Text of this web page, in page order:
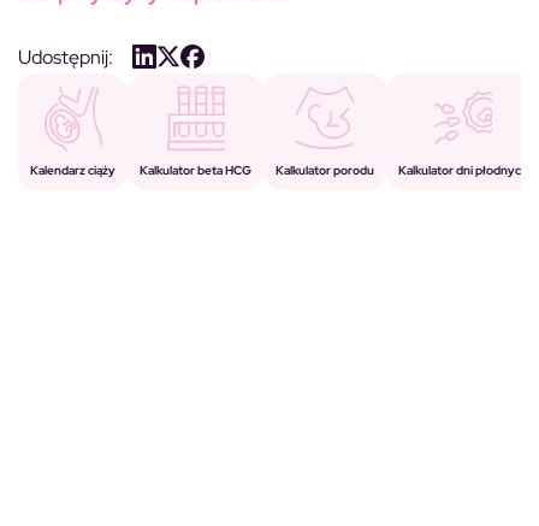
Udostępnij:
Kalendarz ciąży Kalkulator beta HCG Kalkulator porodu Kalkulator dni płodnych